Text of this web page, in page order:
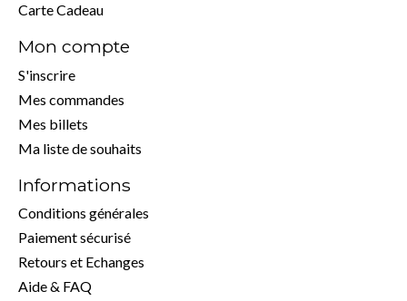
Carte Cadeau
Mon compte
S'inscrire
Mes commandes
Mes billets
Ma liste de souhaits
Informations
Conditions générales
Paiement sécurisé
Retours et Echanges
Aide & FAQ